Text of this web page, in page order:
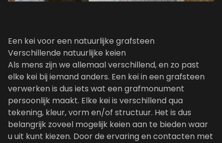
Een kei voor een natuurlijke grafsteen
Verschillende natuurlijke keien
Als mens zijn we allemaal verschillend, en zo past
elke kei bij iemand anders. Een kei in een grafsteen
verwerken is dus iets wat een grafmonument
persoonlijk maakt. Elke kei is verschillend qua
tekening, kleur, vorm en/of structuur. Het is dus
belangrijk zoveel mogelijk keien aan te bieden waar
u uit kunt kiezen. Door de ervaring en contacten met